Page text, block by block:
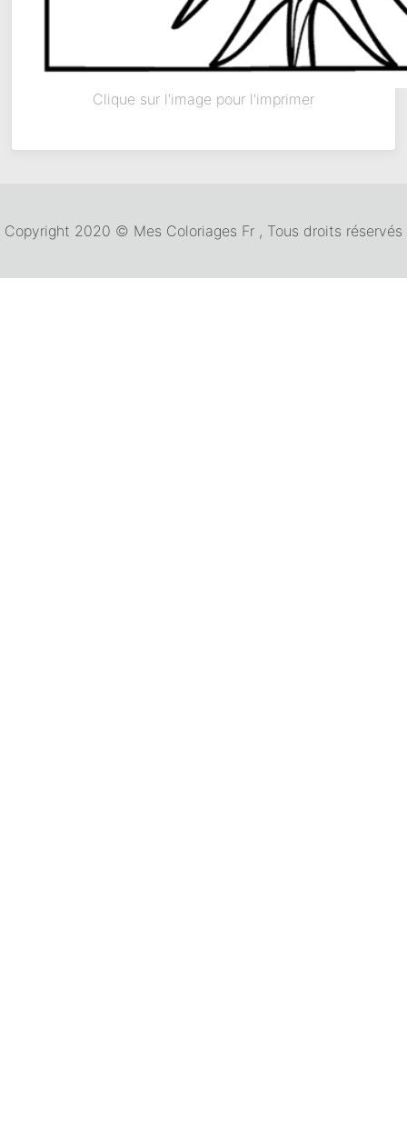
Clique sur l'image pour l'imprimer
Copyright 2020 © Mes Coloriages Fr , Tous droits réservés